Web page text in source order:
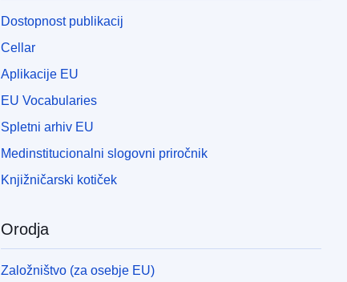
Dostopnost publikacij
Cellar
Aplikacije EU
EU Vocabularies
Spletni arhiv EU
Medinstitucionalni slogovni priročnik
Knjižničarski kotiček
Orodja
Založništvo (za osebje EU)